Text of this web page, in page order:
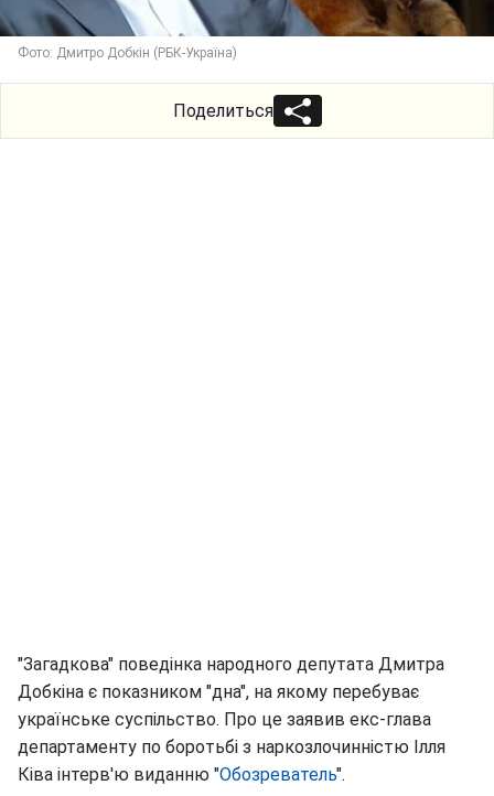
Фото: Дмитро Добкін (РБК-Україна)
Поделиться
"Загадкова" поведінка народного депутата Дмитра
Добкіна є показником "дна", на якому перебуває
українське суспільство. Про це заявив екс-глава
департаменту по боротьбі з наркозлочинністю Ілля
Ківа інтерв'ю виданню "Обозреватель".